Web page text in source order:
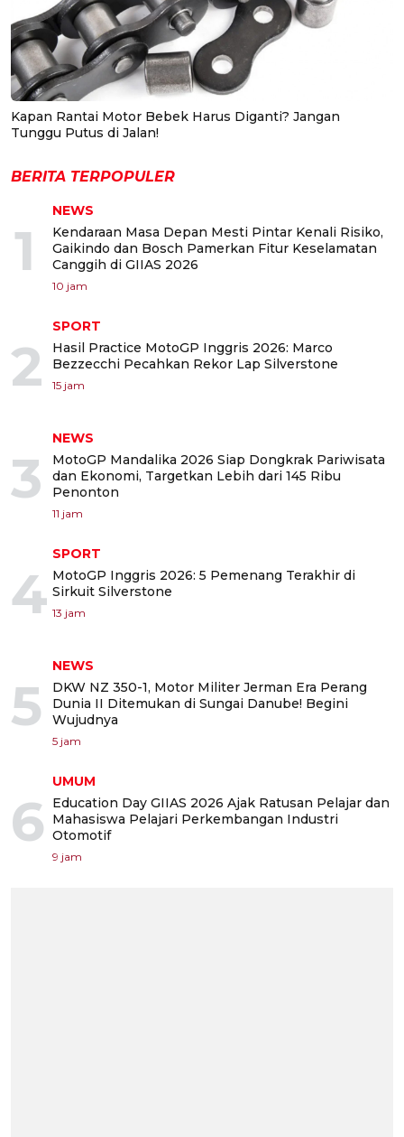
Kapan Rantai Motor Bebek Harus Diganti? Jangan
Tunggu Putus di Jalan!
BERITA TERPOPULER
1
NEWS
Kendaraan Masa Depan Mesti Pintar Kenali Risiko,
Gaikindo dan Bosch Pamerkan Fitur Keselamatan
Canggih di GIIAS 2026
10 jam
2
SPORT
Hasil Practice MotoGP Inggris 2026: Marco
Bezzecchi Pecahkan Rekor Lap Silverstone
15 jam
3
NEWS
MotoGP Mandalika 2026 Siap Dongkrak Pariwisata
dan Ekonomi, Targetkan Lebih dari 145 Ribu
Penonton
11 jam
4
SPORT
MotoGP Inggris 2026: 5 Pemenang Terakhir di
Sirkuit Silverstone
13 jam
5
NEWS
DKW NZ 350-1, Motor Militer Jerman Era Perang
Dunia II Ditemukan di Sungai Danube! Begini
Wujudnya
5 jam
6
UMUM
Education Day GIIAS 2026 Ajak Ratusan Pelajar dan
Mahasiswa Pelajari Perkembangan Industri
Otomotif
9 jam